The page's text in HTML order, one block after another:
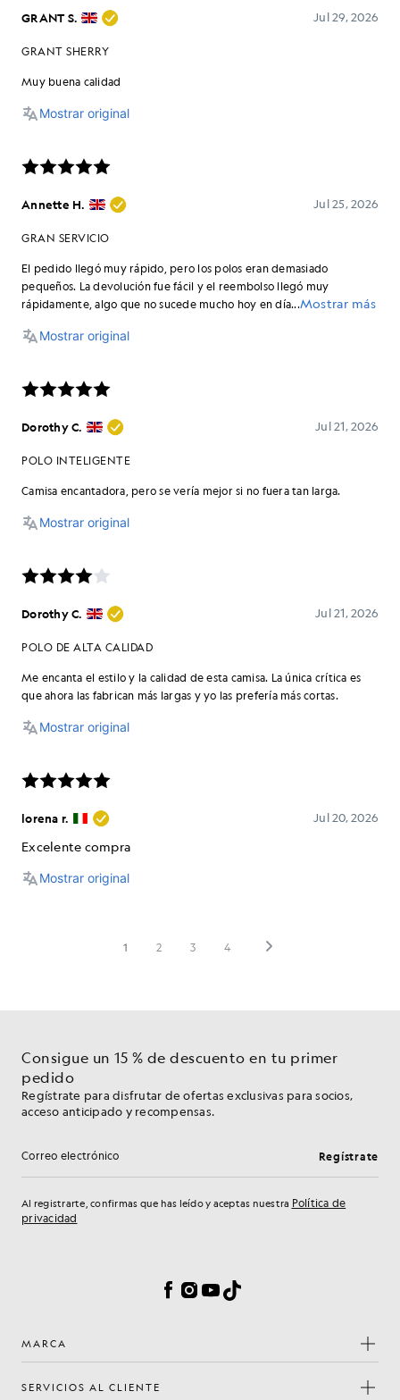
Consigue un 15 % de descuento en tu primer
pedido
Regístrate para disfrutar de ofertas exclusivas para socios,
acceso anticipado y recompensas.
Dirección de correo electrónico Regístrate
Al registrarte, confirmas que has leído y aceptas nuestra Política de
privacidad
Facebook
Instagram
YouTube
TikTok
MARCA
SERVICIOS AL CLIENTE